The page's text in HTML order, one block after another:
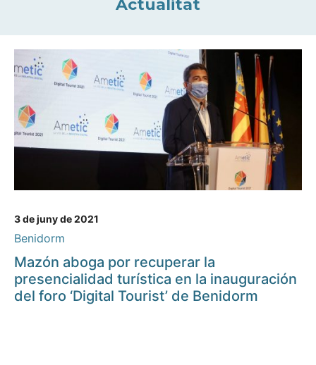
Actualitat
3 de juny de 2021
Benidorm
Mazón aboga por recuperar la
presencialidad turística en la inauguración
del foro ‘Digital Tourist’ de Benidorm